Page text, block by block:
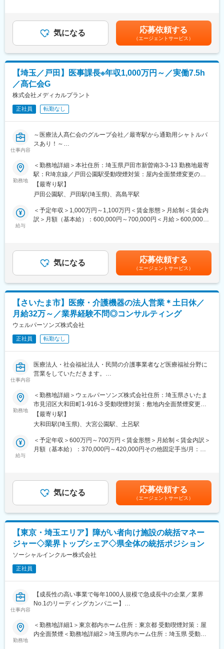
【従業員構成】
＼活躍の場を多数ご用意しています／
東京・埼玉・千葉に複数の病院・クリニック・介護施設・保育園
を運営しているため、活躍の場が多いことも当グループの特徴で
す。
タムスグループでは、年齢や性別に関わらず8,000名以上の職員が
在籍しており、外国人職員や女性管理職も多数活躍しています。
副業OK、WワークOK、ブランクOKです。U・Iターンでご入社い
ただいた方も多くいます。
いかに合理的に、多様化する医療ニーズに応えていくか、これが
今後の病院運営にとって最大のテーマと考えます。
当社は、給食や事務関連業務の請負、薬剤・医療機器・日用品の
ることを使命としています。
変更の範囲：会社の定める業務
(月額)は固定手当を含めた表記です。
気になる 応募依頼する
（エージェントサービス）
【埼玉／戸田】医事課長※年収1,000万円～／実働7.5h
／髙仁会G
株式会社メディカルプラント
正社員 転勤なし
仕事内容
～医療法人髙仁会のグループ会社／最寄駅から通勤用シャトルバ
スあり！～
■職務内容：
■職務内容：
・医療事務全般に関わるとりまとめ業務
・事務全般・病棟のマネジメント
・事務長、院長への提案
■当社について：
病院運営は正に転換期に直面しています。
いかに合理的に、多様化する医療ニーズに応えていくか、これが
今後の病院運営にとって最大のテーマと考えます。
て、病院がきめの細かいニーズに即応できるよう、支援活動をす
ることを使命としています。
変更の範囲：会社の定める業務
勤務地
＜勤務地詳細＞本社住所：埼玉県戸田市新曽南3-3-13 勤務地最寄
駅：R埼京線／戸田公園駅受動喫煙対策：屋内全面禁煙変更の範
囲：無
【最寄り駅】
戸田公園駅、戸田駅(埼玉県)、高島平駅
給与
＜予定年収＞1,000万円～1,100万円＜賃金形態＞月給制＜賃金内
訳＞月額（基本給）：600,000円～700,000円＜月給＞600,000円
給(月額)は固定手当を含めた表記です。
気になる 応募依頼する
（エージェントサービス）
【さいたま市】医療・介護機器の法人営業＊土日休／
月給32万～／業界経験不問◎コンサルティング
ウェルパーソンズ株式会社
正社員 転勤なし
仕事内容
医療法人・社会福祉法人・民間の介護事業者など医療福祉分野に
営業をしていただきます。
継続的提案する内容を変化させながら、実績を手ごたえにする喜
びがあります。
また、将来的には営業に留まらず、海外人材企画や顧客先のコン
サルティング領域でのスキルを広げていただく可能性もありま
す。
■業務内容：
部門の戦略、実行計画の立案
お客様の課題解決を目指す提案型営業です。
（1）福祉用具営業：
住み慣れた在宅生活を続けられるため手すりや生活補助具等を提
案いただきます。
例えば手すりひとつでも、手の置きやすい場所によっては床と天
井に突っ張ってつけるのか置くタイプのものなのかでも違いま
す。
そこをお客様と一緒に調整したり、生活面から見極めてご提案い
ただきます。
そのため無作為な新規営業はありません。
（1）コンサルティング営業：
福祉用具営業での実績を経て携わっていただきます。
勤務地
＜勤務地詳細＞ウェルパーソンズ株式会社住所：埼玉県さいたま
市見沼区大和田町1-916-3 受動喫煙対策：敷地内全面禁煙変更の
範囲：会社の定める事業所
【最寄り駅】
大和田駅(埼玉県)、大宮公園駅、土呂駅
給与
＜予定年収＞600万円～700万円＜賃金形態＞月給制＜賃金内訳＞
月額（基本給）：370,000円～420,000円その他固定手当/月：
ープ共通の定性・定量評価の他、日ごろの姿勢を総合的に見て適
正に行います。ポジションに空きがなく上がれないということは
ありません。賃金はあくまでも目安の金額であり、選考を通じて
上下する可能性があります。月給(月額)は固定手当を含めた表記で
す。
気になる 応募依頼する
（エージェントサービス）
【東京・埼玉エリア】障がい者向け施設の統括マネー
ジャー◇業界トップシェア◇県全体の統括ポジション
ソーシャルインクルー株式会社
正社員
仕事内容
【成長性の高い事業で毎年1000人規模で急成長中の企業／業界
No.1のリーディングカンパニー】
【業務内容】
障がい者グループホームの運営を行っている当社にて、統括マネ
勤務地
＜勤務地詳細1＞東京都内ホーム住所：東京都 受動喫煙対策：屋
内全面禁煙＜勤務地詳細2＞埼玉県内ホーム住所：埼玉県 受動喫